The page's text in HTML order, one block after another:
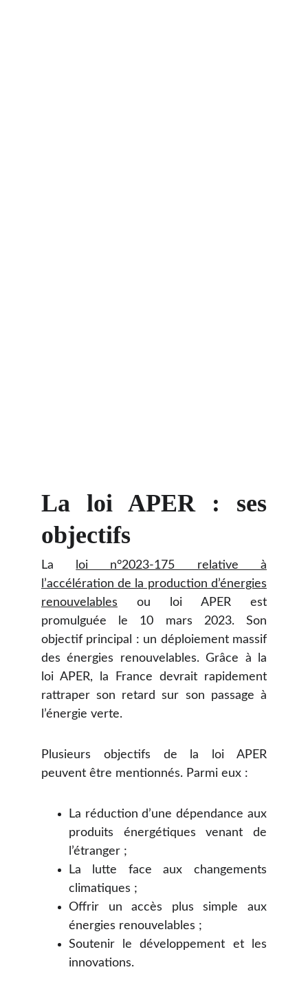
La loi APER : ses
objectifs
La
loi n°2023-175 relative à
l’accélération de la production d’énergies
renouvelables ou loi APER est
promulguée le 10 mars 2023. Son
objectif principal : un déploiement massif
des énergies renouvelables. Grâce à la
loi APER, la France devrait rapidement
rattraper son retard sur son passage à
l’énergie verte.
Plusieurs objectifs de la loi APER
peuvent être mentionnés. Parmi eux :
La réduction d’une dépendance aux
produits énergétiques venant de
l’étranger ;
La lutte face aux changements
climatiques ;
Offrir un accès plus simple aux
énergies renouvelables ;
Soutenir le développement et les
innovations.